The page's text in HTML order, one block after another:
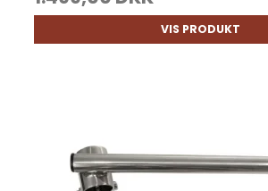
VIS PRODUKT